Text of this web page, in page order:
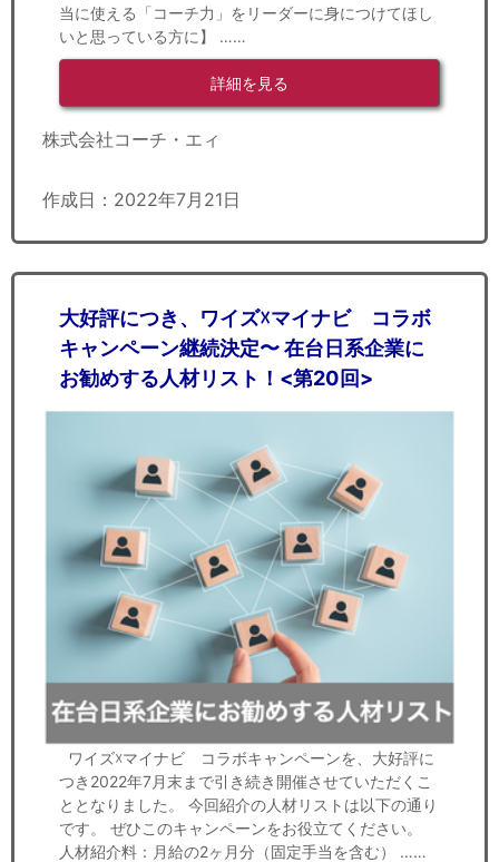
当に使える「コーチ力」をリーダーに身につけてほし
いと思っている方に】 ……
詳細を見る
株式会社コーチ・エィ
作成日：2022年7月21日
大好評につき、ワイズ☓マイナビ コラボ
キャンペーン継続決定〜 在台日系企業に
お勧めする人材リスト！<第20回>
ワイズ☓マイナビ コラボキャンペーンを、大好評に
つき2022年7月末まで引き続き開催させていただくこ
ととなりました。 今回紹介の人材リストは以下の通り
です。 ぜひこのキャンペーンをお役立てください。
人材紹介料：月給の2ヶ月分（固定手当を含む） ……